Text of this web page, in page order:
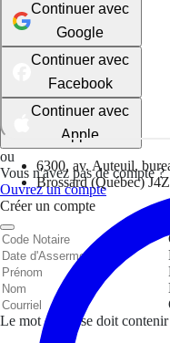
6300, av. Auteuil,
Brossard (Québec)
Continuer avec
Google
Continuer avec
Facebook
Continuer avec
Apple
ou
Vous n'avez pas de compte ?
Ouvrez un compte
Créer un compte
Le mot de passe doit contenir